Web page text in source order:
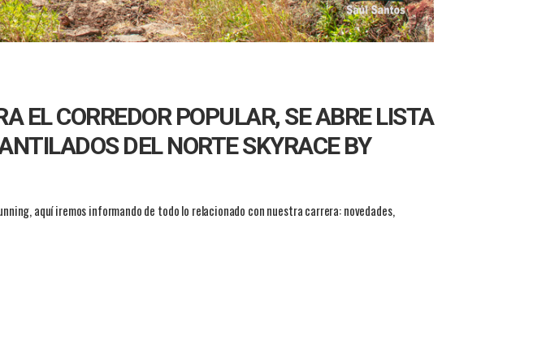
EL CORREDOR POPULAR, SE ABRE LISTA
DEL NORTE SKYRACE BY
aquí iremos informando de todo lo relacionado con nuestra carrera: novedades,